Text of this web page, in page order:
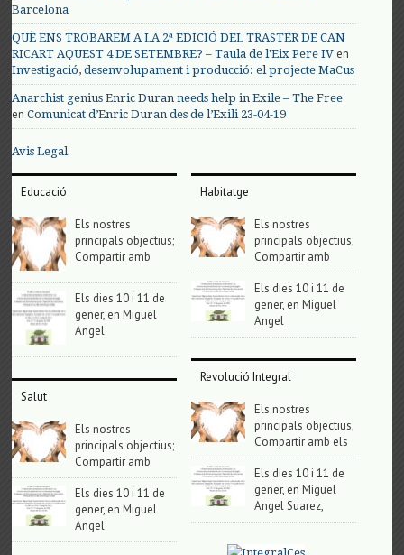
Barcelona
QUÈ ENS TROBAREM A LA 2ª EDICIÓ DEL TRASTER DE CAN
RICART AQUEST 4 DE SETEMBRE? – Taula de l'Eix Pere IV en
Investigació, desenvolupament i producció: el projecte MaCus
Anarchist genius Enric Duran needs help in Exile – The Free
enComunicat d’Enric Duran des de l’Exili 23-04-19
Avis Legal
Educació
Els nostres
principals objectius;
Compartir amb
Els dies 10 i 11 de
gener, en Miguel
Angel
Salut
Els nostres
principals objectius;
Compartir amb
Els dies 10 i 11 de
gener, en Miguel
Angel
Habitatge
Els nostres
principals objectius;
Compartir amb
Els dies 10 i 11 de
gener, en Miguel
Angel
Revolució Integral
Els nostres
principals objectius;
Compartir amb els
Els dies 10 i 11 de
gener, en Miguel
Angel Suarez,